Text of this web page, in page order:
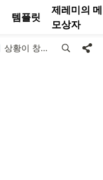
상황이 창의성을 만든다
템플릿
제레미의 메
모상자